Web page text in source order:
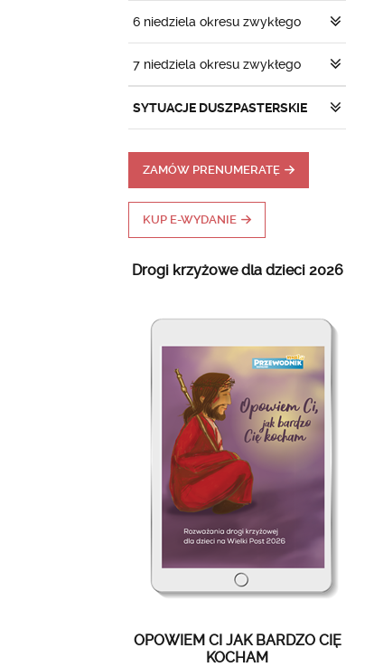
6 niedziela okresu zwykłego
7 niedziela okresu zwykłego
SYTUACJE DUSZPASTERSKIE
ZAMÓW PRENUMERATĘ
KUP E-WYDANIE
Drogi krzyżowe dla dzieci 2026
OPOWIEM CI JAK BARDZO CIĘ
KOCHAM